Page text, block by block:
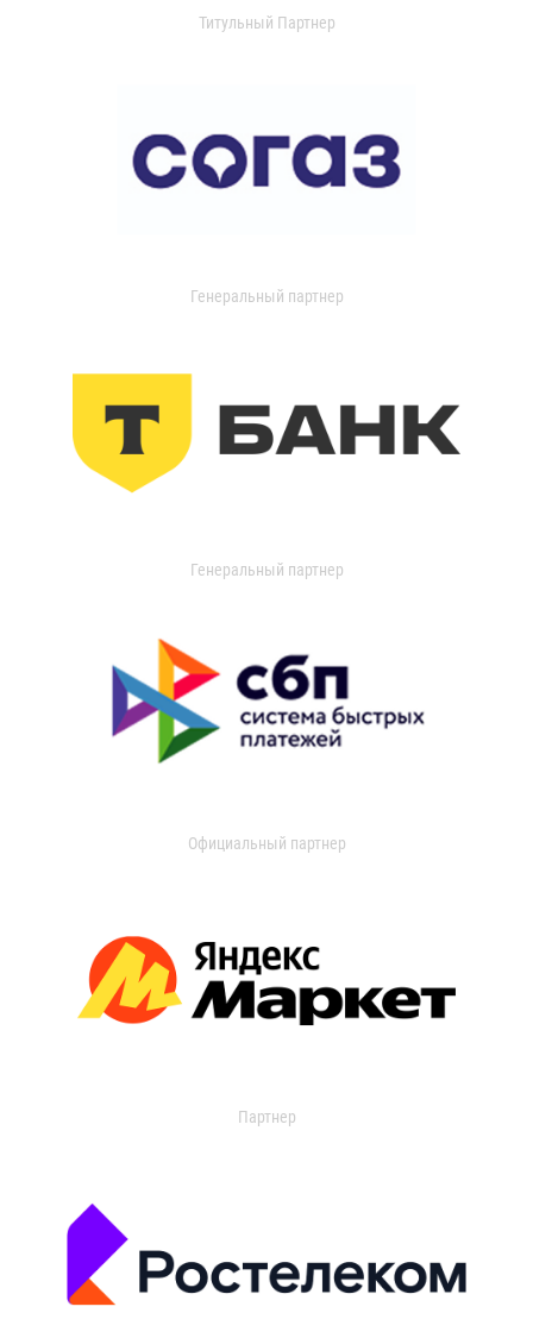
Титульный Партнер
Генеральный партнер
Генеральный партнер
Официальный партнер
Партнер